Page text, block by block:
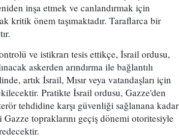
inşa etmek ve canlandırmak için
kritik önem taşımaktadır. Taraflarca bir
ve istikrarı tesis ettikçe, İsrail ordusu,
askerden arındırma ile bağlantılı
artık İsrail, Mısır veya vatandaşları için
Pratikte İsrail ordusu, Gazze'den
tehdidine karşı güvenliği sağlanana kadar
topraklarını geçiş dönemi otoritesiyle